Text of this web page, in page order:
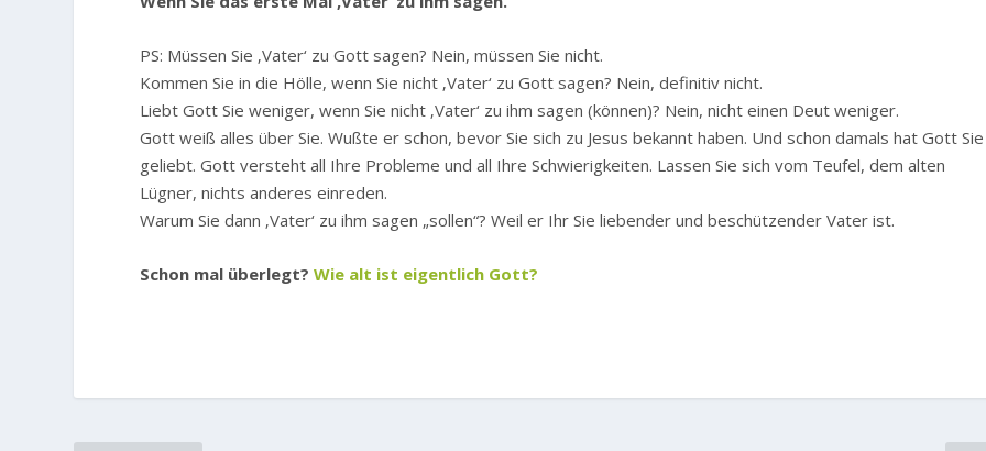
PS: Müssen Sie ‚Vater‘ zu Gott sagen? Nein, müssen Sie nicht.
Kommen Sie in die Hölle, wenn Sie nicht ‚Vater‘ zu Gott sagen? Nein, definitiv nicht.
Liebt Gott Sie weniger, wenn Sie nicht ‚Vater‘ zu ihm sagen (können)? Nein, nicht einen Deut weniger.
Gott weiß alles über Sie. Wußte er schon, bevor Sie sich zu Jesus bekannt haben. Und schon damals hat Gott Sie
geliebt. Gott versteht all Ihre Probleme und all Ihre Schwierigkeiten. Lassen Sie sich vom Teufel, dem alten
Lügner, nichts anderes einreden.
Warum Sie dann ‚Vater‘ zu ihm sagen „sollen“? Weil er Ihr Sie liebender und beschützender Vater ist.
Schon mal überlegt?Wie alt ist eigentlich Gott?